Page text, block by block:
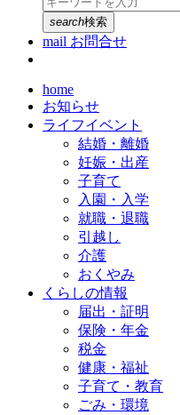
search検索
mail お問合せ
home
お知らせ
ライフイベント
結婚・離婚
妊娠・出産
子育て
入園・入学
就職・退職
引越し
介護
おくやみ
くらしの情報
届出・証明
保険・年金
税金
健康・福祉
子育て・教育
ごみ・環境